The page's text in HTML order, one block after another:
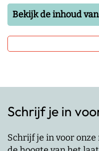
Bekijk de inhoud
Schrijf je in
Schrijf je in voor